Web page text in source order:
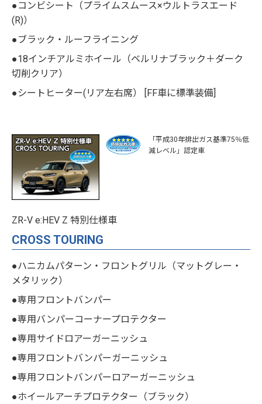
●コンビシート（プライムスムース×ウルトラスエード
(R)）
●ブラック・ルーフライニング
●18インチアルミホイール（ベルリナブラック＋ダーク
切削クリア）
●シートヒーター(リア左右席） [FF車に標準装備]
「平成30年排出ガス基準75％低
減レベル」認定車
ZR-V e:HEV Z 特別仕様車
CROSS TOURING
●ハニカムパターン・フロントグリル（マットグレー・
メタリック）
●専用フロントバンパー
●専用バンパーコーナープロテクター
●専用サイドロアーガーニッシュ
●専用フロントバンパーガーニッシュ
●専用フロントバンパーロアーガーニッシュ
●ホイールアーチプロテクター（ブラック）